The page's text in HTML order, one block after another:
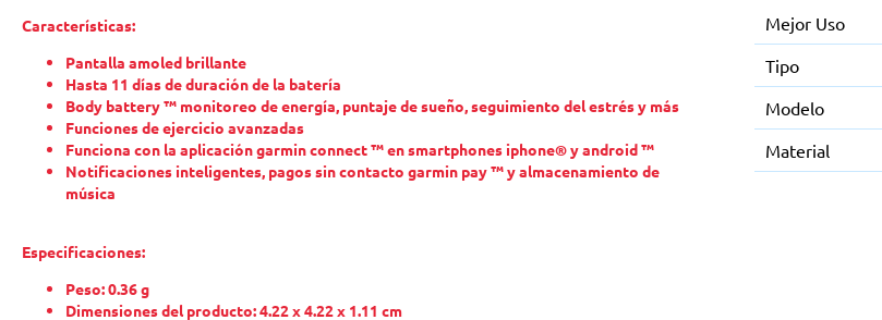
Características:
Pantalla amoled brillante
Hasta 11 días de duración de la batería
Body battery ™ monitoreo de energía, puntaje de sueño, seguimiento del estrés y más
Funciones de ejercicio avanzadas
Funciona con la aplicación garmin connect ™ en smartphones iphone® y android ™
Notificaciones inteligentes, pagos sin contacto garmin pay ™ y almacenamiento de
música
Especificaciones:
Peso: 0.36 g
Dimensiones del producto:4.22 x 4.22 x 1.11 cm
Mejor Uso
Tipo
Modelo
Material